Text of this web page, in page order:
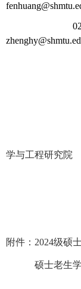
学与工程研究院
附件： 2024级硕
硕士老生